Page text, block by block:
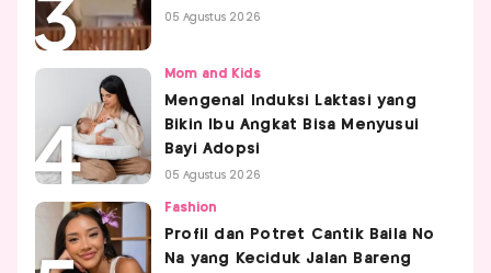
05 Agustus 2026
Mom and Kids
Mengenal Induksi Laktasi yang
Bikin Ibu Angkat Bisa Menyusui
Bayi Adopsi
05 Agustus 2026
Fashion
Profil dan Potret Cantik Baila No
Na yang Keciduk Jalan Bareng